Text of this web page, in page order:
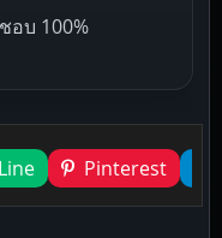
บ 100%
this
Line Pinterest